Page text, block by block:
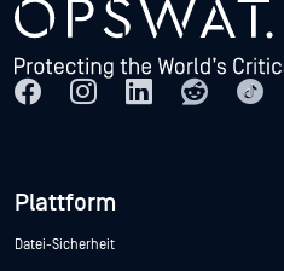
Plattform
Datei-Sicherheit